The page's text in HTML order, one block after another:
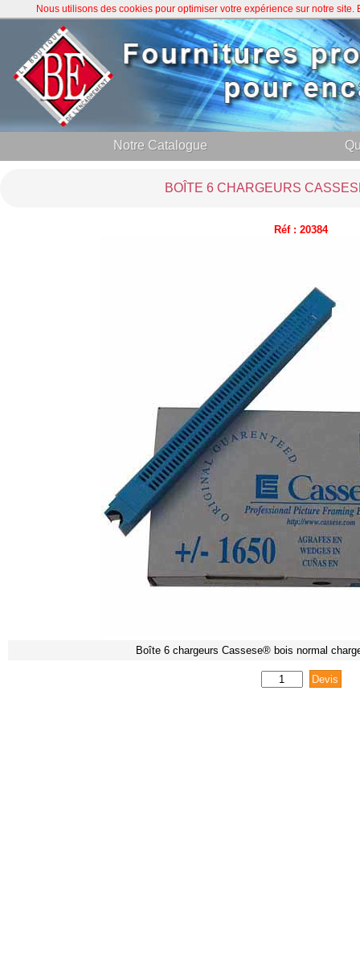
Notre Catalogue
BOÎTE 6 CHARGEURS
Réf : 20384
Boîte 6 chargeurs Cassese® bois normal
Nous utilisons des cookies pour optimiser votre expérience sur notre